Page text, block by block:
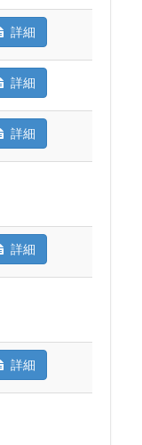
詳細
詳細
詳細
詳細
詳細